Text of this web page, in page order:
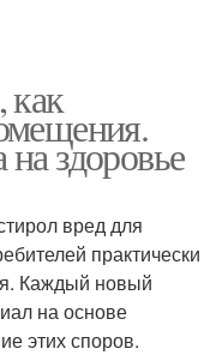
как
здоровье
вред для
практически
Каждый новый
на основе
этих споров.